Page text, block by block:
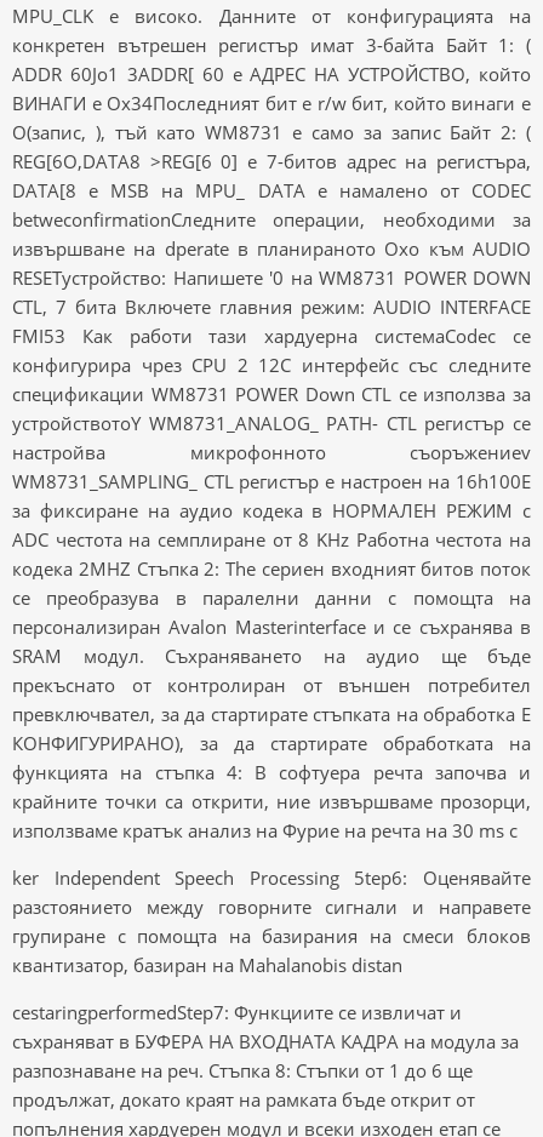
MPU_CLK е високо. Данните от конфигурацията на
конкретен вътрешен регистър имат 3-байта Байт 1: (
ADDR 60Jo1 3ADDR[ 60 е АДРЕС НА УСТРОЙСТВО, който
ВИНАГИ е Ox34Последният бит е r/w бит, който винаги е
O(запис, ), тъй като WM8731 е само за запис Байт 2: (
REG[6O,DATA8 >REG[6 0] е 7-битов адрес на регистъра,
DATA[8 е MSB на MPU_ DATA е намалено от CODEC
betweconfirmationСледните операции, необходими за
извършване на dperate в планираното Oxo към AUDIO
RESETустройство: Напишете '0 на WM8731 POWER DOWN
CTL, 7 бита Включете главния режим: AUDIO INTERFACE
FMI53 Как работи тази хардуерна системаCodec се
конфигурира чрез CPU 2 12C интерфейс със следните
спецификации WM8731 POWER Down CTL се използва за
устройствотоY WM8731_ANALOG_ PATH- CTL регистър се
настройва микрофонното съоръжениеv
WM8731_SAMPLING_ CTL регистър е настроен на 16h100E
за фиксиране на аудио кодека в НОРМАЛЕН РЕЖИМ с
ADC честота на семплиране от 8 KHz Работна честота на
кодека 2MHZ Стъпка 2: The сериен входният битов поток
се преобразува в паралелни данни с помощта на
персонализиран Avalon Masterinterface и се съхранява в
SRAM модул. Съхраняването на аудио ще бъде
прекъснато от контролиран от външен потребител
превключвател, за да стартирате стъпката на обработка E
КОНФИГУРИРАНО), за да стартирате обработката на
функцията на стъпка 4: В софтуера речта започва и
крайните точки са открити, ние извършваме прозорци,
използваме кратък анализ на Фурие на речта на 30 ms с
ker Independent Speech Processing 5tep6: Оценявайте
разстоянието между говорните сигнали и направете
групиране с помощта на базирания на смеси блоков
квантизатор, базиран на Mahalanobis distan
cestaringperformedStep7: Функциите се извличат и
съхраняват в БУФЕРА НА ВХОДНАТА КАДРА на модула за
разпознаване на реч. Стъпка 8: Стъпки от 1 до 6 ще
продължат, докато краят на рамката бъде открит от
попълнения хардуерен модул и всеки изходен етап се